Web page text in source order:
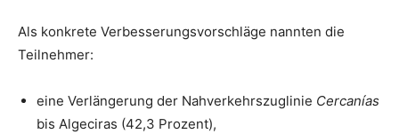
Als konkrete Verbesserungsvorschläge nannten die
Teilnehmer:
eine Verlängerung der Nahverkehrszuglinie Cercanías
bis Algeciras (42,3 Prozent),